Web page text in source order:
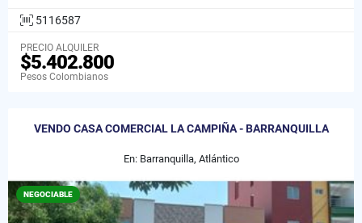
5116587
PRECIO ALQUILER
$5.402.800
Pesos Colombianos
VENDO CASA COMERCIAL LA CAMPIÑA - BARRANQUILLA
En: Barranquilla, Atlántico
NEGOCIABLE